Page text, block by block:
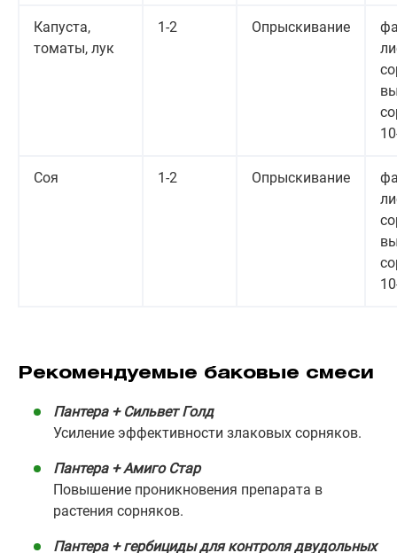
Капуста,
томаты, лук
1-2 Опрыскивание
Соя 1-2 Опрыскивание
Рекомендуемые баковые смеси
Пантера + Сильвет Голд
Усиление эффективности злаковых сорняков.
Пантера + Амиго Стар
Повышение проникновения препарата в
растения сорняков.
Пантера + гербициды для контроля двудольных